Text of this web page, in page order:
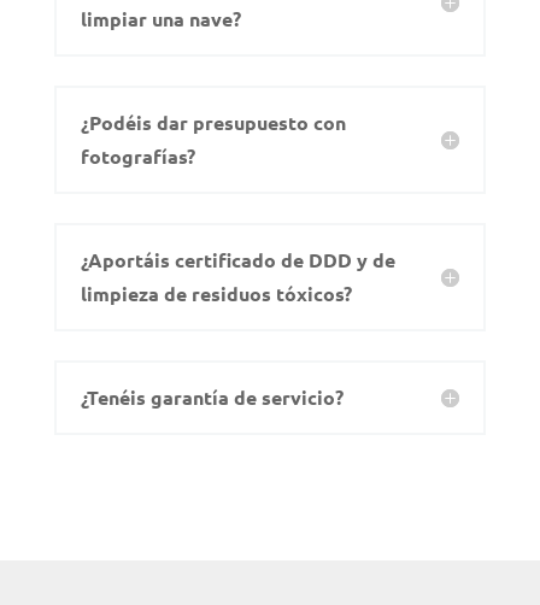
limpiar una nave?
¿Podéis dar presupuesto con
fotografías?
¿Aportáis certificado de DDD y de
limpieza de residuos tóxicos?
¿Tenéis garantía de servicio?